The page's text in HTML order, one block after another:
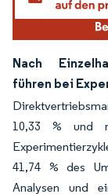
Nach
führen bei
10,33 % und
41,74 % des
Analysen und